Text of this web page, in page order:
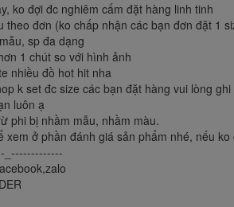
ko đợi đc nghiêm cấm đặt hàng linh tinh
theo đơn (ko chấp nhận các bạn đơn đặt 1
sp đa dạng
1 chút so với hình ảnh
nhiều đồ hot hit nha
k set đc size các bạn đặt hàng vui lòng
luôn ạ
phi bị nhầm mẫu, nhầm màu.
xem ở phần đánh giá sản phẩm nhé, nếu
_-------------